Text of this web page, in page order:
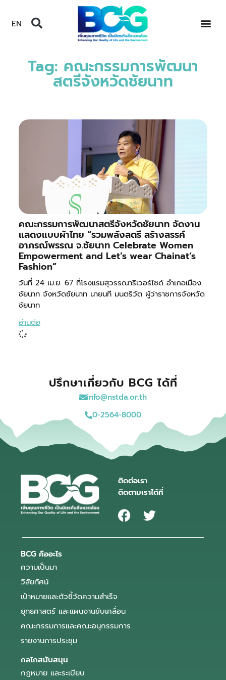
EN
Tag: คณะกรรมการพัฒนา
สตรีจังหวัดชัยนาท
คณะกรรมการพัฒนาสตรีจังหวัดชัยนาท จัดงาน
แสดงแบบผ้าไทย “รวมพลังสตรี สร้างสรรค์
อาภรณ์พรรณ จ.ชัยนาท Celebrate Women
Empowerment and Let’s wear Chainat’s
Fashion”
วันที่ 24 เม.ย. 67 ที่โรงแรมสุวรรณาริเวอร์ไซด์ อำเภอเมือง
ชัยนาท จังหวัดชัยนาท นายนที มนตริวัต ผู้ว่าราชการจังหวัด
ชัยนาท
อ่านต่อ
ปรึกษาเกี่ยวกับ BCG ได้ที่
info@nstda.or.th
0-2564-8000
ติดต่อเรา
ติดตามเราได้ที่
BCG คืออะไร
ความเป็นมา
วิสัยทัศน์
เป้าหมายและตัวชี้วัดความสำเร็จ
ยุทธศาสตร์ และแผนงานขับเคลื่อน
คณะกรรมการและคณะอนุกรรมการ
รายงานการประชุม
กลไกสนับสนุน
กฎหมาย และระเบียบ